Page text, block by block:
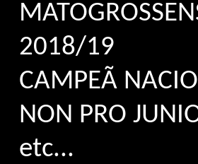
2018/19
CAMPEÃ
NON PRO
etc...